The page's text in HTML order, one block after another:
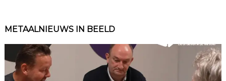
METAALNIEUWS IN BEELD